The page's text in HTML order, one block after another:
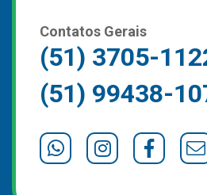
Contatos Gerais
(51) 3705-
(51) 99438-